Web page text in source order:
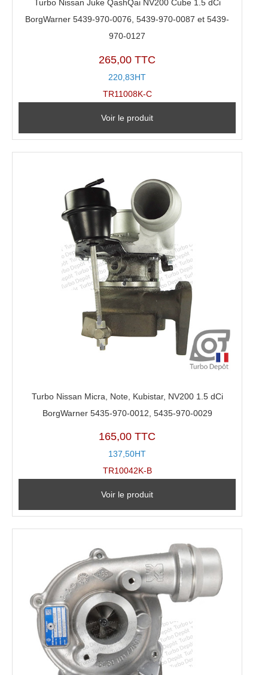
Turbo Nissan Juke QashQai NV200 Cube 1.5 dCi
BorgWarner 5439-970-0076, 5439-970-0087 et 5439-
970-0127
265,00 TTC
220,83HT
TR11008K-C
Voir le produit
Turbo Nissan Micra, Note, Kubistar, NV200 1.5 dCi
BorgWarner 5435-970-0012, 5435-970-0029
165,00 TTC
137,50HT
TR10042K-B
Voir le produit